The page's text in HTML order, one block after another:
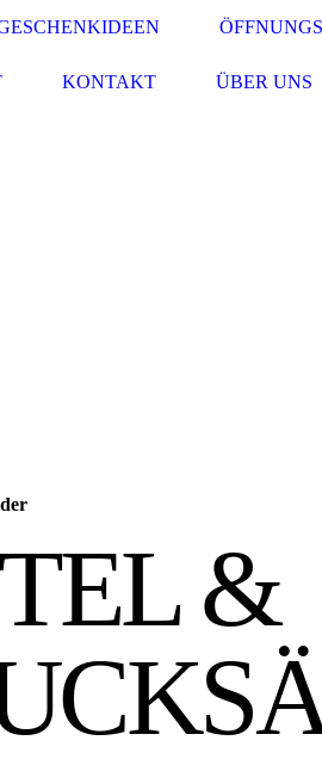
KONTAKT ÜBER UNS
&